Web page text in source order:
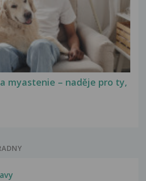
myastenie – naděje pro ty,